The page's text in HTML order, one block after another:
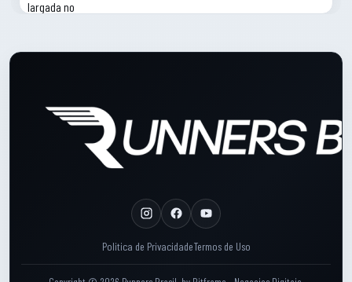
Rodape do site
Rodape: Links legais
Politica de PrivacidadeTermos de Uso